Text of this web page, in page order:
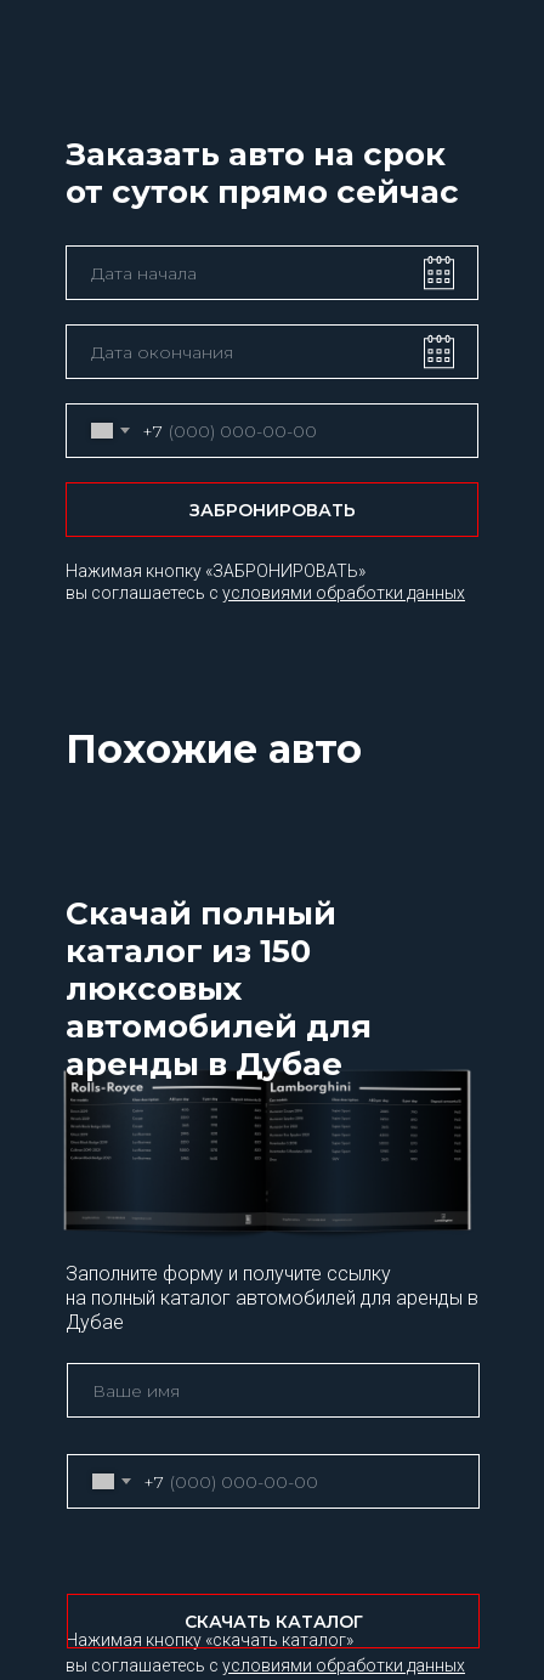
Заказать авто на срок
от суток прямо сейчас
Нажимая кнопку «ЗАБРОНИРОВАТЬ»
вы соглашаетесь с условиями обработки данных
+7
ЗАБРОНИРОВАТЬ
Похожие авто
Нажимая кнопку «скачать каталог»
вы соглашаетесь с условиями обработки данных
Скачай полный
каталог из 150
люксовых
автомобилей для
аренды в Дубае
+7
СКАЧАТЬ КАТАЛОГ
Заполните форму и получите ссылку
на полный каталог автомобилей для аренды в
Дубае